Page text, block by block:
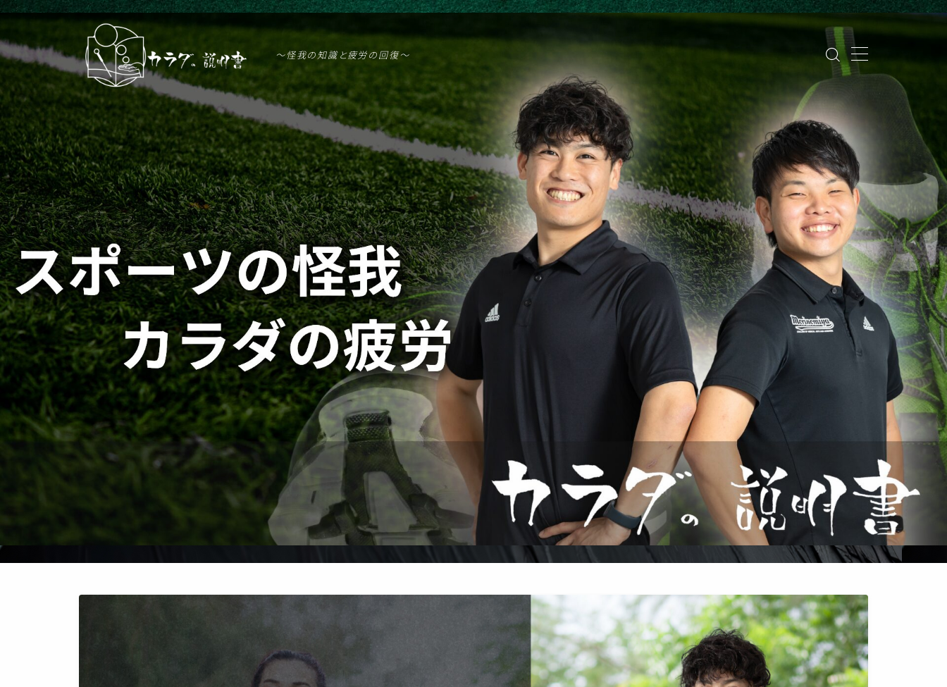
G-PVZDF61VZF
〜怪我の知識と疲労の回復〜
カラダの説明書 緑橋
治療院はこちら
パーソナルトレーニング
野球
ランニング
サッカー
痛み予防・機能改善